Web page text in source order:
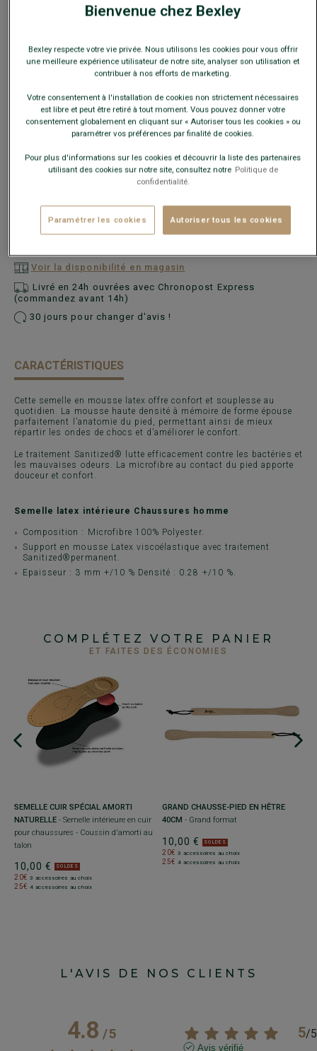
4 accessoires au choix
COULEURS DISPONIBLES
Voir la disponibilité en magasin
Livré en 24h ouvrées avec Chronopost Express
(commandez avant 14h)
30 jours pour changer d'avis !
CARACTÉRISTIQUES
Cette semelle en mousse latex offre confort et souplesse au
quotidien. La mousse haute densité à mémoire de forme épouse
parfaitement l’anatomie du pied, permettant ainsi de mieux
répartir les ondes de chocs et d’améliorer le confort.
Le traitement Sanitized® lutte efficacement contre les bactéries et
les mauvaises odeurs. La microfibre au contact du pied apporte
douceur et confort.
Semelle latex intérieure Chaussures homme
Composition : Microfibre 100% Polyester.
Support en mousse Latex viscoélastique avec traitement
Sanitized®permanent.
Epaisseur : 3 mm +/10 % Densité : 0.28 +/10 %.
COMPLÉTEZ VOTRE PANIER
ET FAITES DES ÉCONOMIES
SEMELLE CUIR SPÉCIAL AMORTI
NATURELLE - Semelle intérieure en cuir
pour chaussures - Coussin d'amorti au
talon
10,00 € SOLDES
20€ 3 accessoires au choix
25€ 4 accessoires au choix
GRAND CHAUSSE-PIED EN HÊTRE
40CM - Grand format
10,00 € SOLDES
20€ 3 accessoires au choix
25€ 4 accessoires au choix
L'AVIS DE NOS CLIENTS
4.8/5 5/5
Avis vérifié
Bienvenue chez Bexley
Bexley respecte votre vie privée. Nous utilisons les cookies pour vous offrir
une meilleure expérience utilisateur de notre site, analyser son utilisation et
contribuer à nos efforts de marketing.
Votre consentement à l'installation de cookies non strictement nécessaires
est libre et peut être retiré à tout moment. Vous pouvez donner votre
consentement globalement en cliquant sur « Autoriser tous les cookies » ou
paramétrer vos préférences par finalité de cookies.
Pour plus d'informations sur les cookies et découvrir la liste des partenaires
utilisant des cookies sur notre site, consultez notre Politique de
confidentialité.
Paramétrer les cookies Autoriser tous les cookies